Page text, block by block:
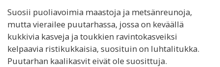
Suosii puoliavoimia maastoja ja metsänreunoja,
mutta vierailee puutarhassa, jossa on keväällä
kukkivia kasveja ja toukkien ravintokasveiksi
kelpaavia ristikukkaisia, suosituin on luhtalitukka.
Puutarhan kaalikasvit eivät ole suosittuja.